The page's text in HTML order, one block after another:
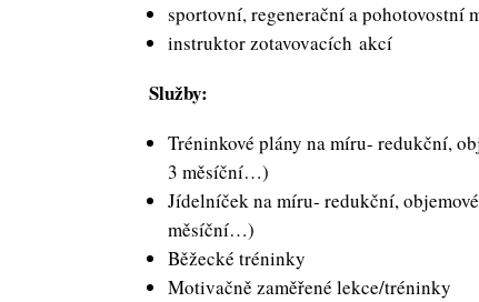
sportovní, regenerační a pohotovostní
instruktor zotavovacích akcí
Služby:
Tréninkové plány na míru- redukční,
3 měsíční…)
Jídelníček na míru- redukční,
měsíční…)
Běžecké tréninky
Motivačně zaměřené lekce/tréninky